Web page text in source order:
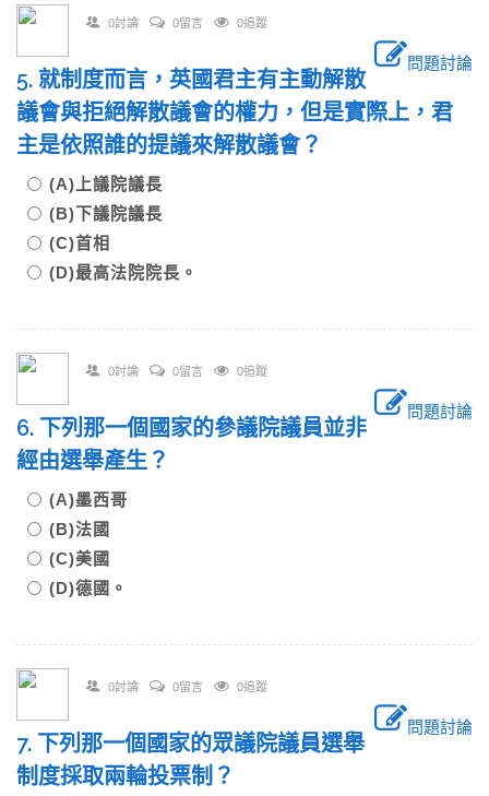
0討論 0留言 0追蹤
問題討論
5. 就制度而言，英國君主有主動解散
議會與拒絕解散議會的權力，但是實際上，君
主是依照誰的提議來解散議會？
(A)上議院議長
(B)下議院議長
(C)首相
(D)最高法院院長。
0討論 0留言 0追蹤
問題討論
6. 下列那一個國家的參議院議員並非
經由選舉產生？
(A)墨西哥
(B)法國
(C)美國
(D)德國。
0討論 0留言 0追蹤
問題討論
7. 下列那一個國家的眾議院議員選舉
制度採取兩輪投票制？